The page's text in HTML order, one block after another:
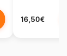
16,50€